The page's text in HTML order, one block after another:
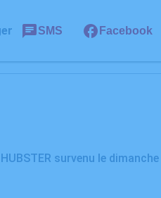
SMS Facebook
survenu le